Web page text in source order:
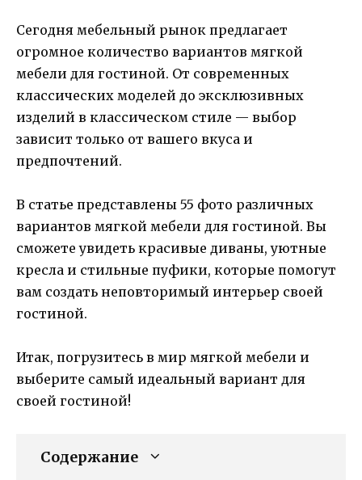
Сегодня мебельный рынок предлагает
огромное количество вариантов мягкой
мебели для гостиной. От современных
классических моделей до эксклюзивных
изделий в классическом стиле — выбор
зависит только от вашего вкуса и
предпочтений.
В статье представлены 55 фото различных
вариантов мягкой мебели для гостиной. Вы
сможете увидеть красивые диваны, уютные
кресла и стильные пуфики, которые помогут
вам создать неповторимый интерьер своей
гостиной.
Итак, погрузитесь в мир мягкой мебели и
выберите самый идеальный вариант для
своей гостиной!
Содержание